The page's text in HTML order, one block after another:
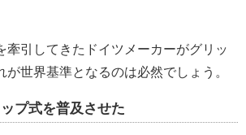
牽引してきたドイツメーカーがグリッ
世界基準となるのは必然でしょう。
プ式を普及させた